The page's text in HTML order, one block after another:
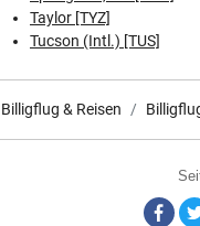
Taylor [TYZ]
Tucson (Intl.) [TUS]
Billigflug & Reisen